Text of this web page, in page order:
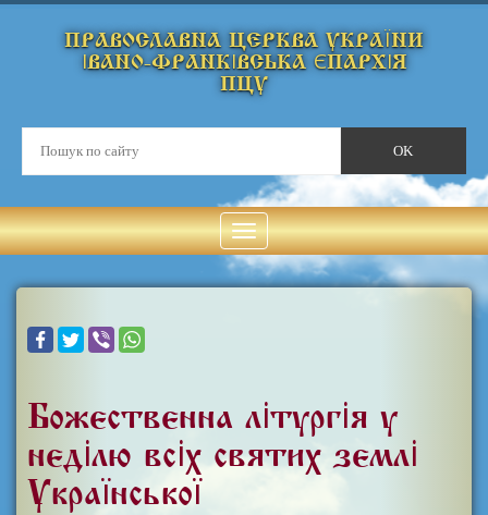
ПРАВОСЛАВНА ЦЕРКВА УКРАЇНИ
ІВАНО-ФРАНКІВСЬКА ЄПАРХІЯ
ПЦУ
Божественна літургія у
неділю всіх святих землі
Української